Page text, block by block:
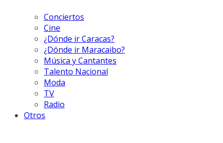
Conciertos
Cine
¿Dónde ir Caracas?
¿Dónde ir Maracaibo?
Música y Cantantes
Talento Nacional
Moda
TV
Radio
Otros